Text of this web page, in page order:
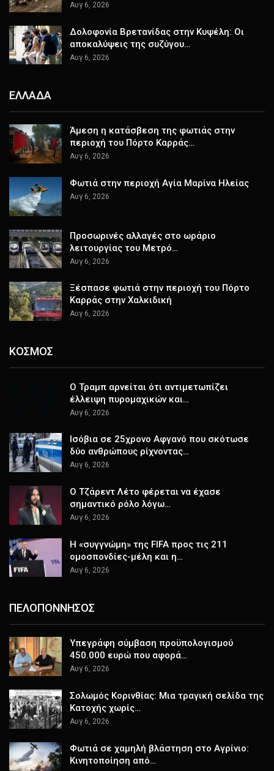
Αυγ 6, 2026
Δολοφονία Βρετανίδας στην Κυψέλη: Οι
αποκαλύψεις της συζύγου…
Αυγ 6, 2026
ΕΛΛΑΔΑ
Άμεση η κατάσβεση της φωτιάς στην
περιοχή του Πόρτο Καρράς…
Αυγ 6, 2026
Φωτιά στην περιοχή Αγία Μαρίνα Ηλείας
Αυγ 6, 2026
Προσωρινές αλλαγές στο ωράριο
λειτουργίας του Μετρό…
Αυγ 6, 2026
Ξέσπασε φωτιά στην περιοχή του Πόρτο
Καρράς στην Χαλκιδική
Αυγ 6, 2026
ΚΟΣΜΟΣ
Ο Τραμπ αρνείται ότι αντιμετωπίζει
έλλειψη πυρομαχικών και…
Αυγ 6, 2026
Ισόβια σε 25χρονο Αφγανό που σκότωσε
δύο ανθρώπους ρίχνοντας…
Αυγ 6, 2026
Ο Τζάρεντ Λέτο φέρεται να έχασε
σημαντικό ρόλο λόγω…
Αυγ 6, 2026
Η «συγγνώμη» της FIFA προς τις 211
ομοσπονδίες-μέλη και η…
Αυγ 6, 2026
ΠΕΛΟΠΟΝΝΗΣΟΣ
Υπεγράφη σύμβαση προϋπολογισμού
450.000 ευρώ που αφορά…
Αυγ 6, 2026
Σολωμός Κορινθίας: Μια τραγική σελίδα της
Κατοχής χωρίς…
Αυγ 6, 2026
Φωτιά σε χαμηλή βλάστηση στο Αγρίνιο:
Κινητοποίηση από…